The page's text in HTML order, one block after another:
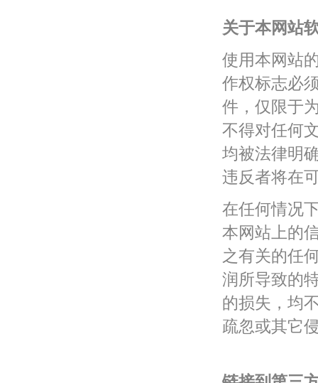
关于本网站
使用本网站
作权标志必
件，仅限于
不得对任何
均被法律明
违反者将在
在任何情况
本网站上的
之有关的任
润所导致的
的损失，均
疏忽或其它